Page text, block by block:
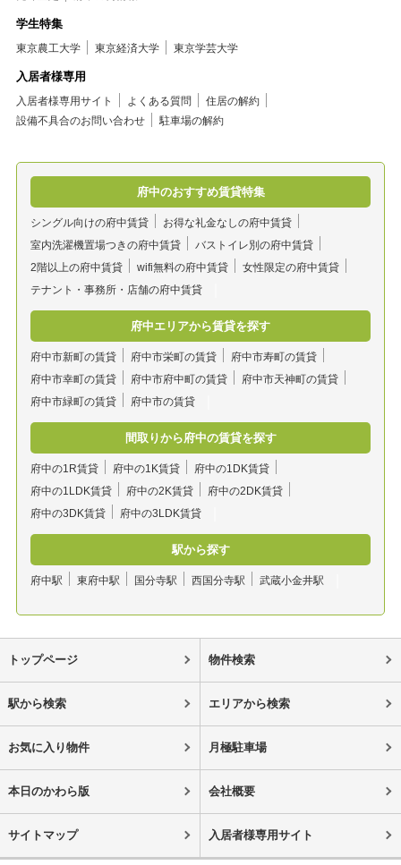
学生特集
東京農工大学 東京経済大学 東京学芸大学
入居者様専用
入居者様専用サイト よくある質問
住居の解約
設備不具合のお問い合わせ
駐車場の解約
府中のおすすめ賃貸特集
シングル向けの府中賃貸
お得な礼金なしの府中賃貸
室内洗濯機置場つきの府中賃貸
バストイレ別の府中賃貸
2階以上の府中賃貸
wifi無料の府中賃貸
女性限定の府中賃貸
テナント・事務所・店舗の府中賃貸
府中エリアから賃貸を探す
府中市新町の賃貸 府中市栄町の賃貸
府中市寿町の賃貸
府中市幸町の賃貸
府中市府中町の賃貸
府中市天神町の賃貸
府中市緑町の賃貸
府中市の賃貸
間取りから府中の賃貸を探す
府中の1R賃貸 府中の1K賃貸
府中の1DK賃貸
府中の1LDK賃貸
府中の2K賃貸
府中の2DK賃貸
府中の3DK賃貸
府中の3LDK賃貸
駅から探す
府中駅 東府中駅 国分寺駅 西国分寺駅 武蔵小金井駅
トップページ 物件検索
駅から検索 エリアから検索
お気に入り物件 月極駐車場
本日のかわら版 会社概要
サイトマップ 入居者様専用サイト